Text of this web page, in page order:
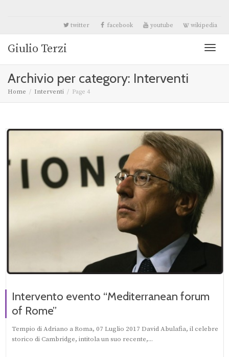
twitter facebook youtube wikipedia
Giulio Terzi
Archivio per category: Interventi
Home Interventi Page 4
Intervento evento “Mediterranean forum
of Rome”
Tempio di Adriano a Roma, 07 Luglio 2017 David Abulafia, il celebre
storico di Cambridge, intitola un suo recente,...